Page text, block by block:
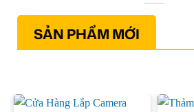
SẢN PHẨM MỚI